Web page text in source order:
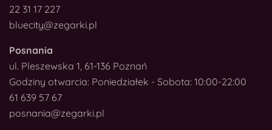
22 31 17 227
bluecity@zegarki.pl
Posnania
ul. Pleszewska 1, 61-136 Poznań
Godziny otwarcia: Poniedziałek - Sobota: 10:00-22:00
61 639 57 67
posnania@zegarki.pl